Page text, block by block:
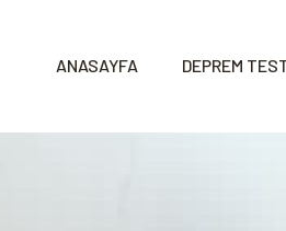
ANASAYFA DEPREM